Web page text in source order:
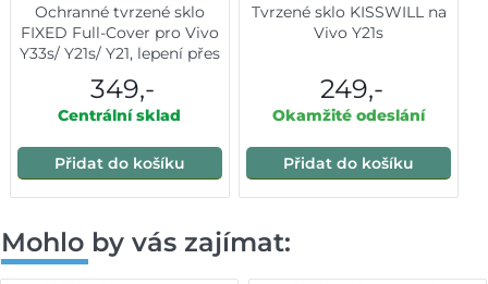
Ochranné tvrzené sklo
FIXED Full-Cover pro Vivo
Y33s/ Y21s/ Y21, lepení přes
349,-
Centrální sklad
Přidat do košíku
Tvrzené sklo KISSWILL na
Vivo Y21s
249,-
Okamžité odeslání
Přidat do košíku
Mohlo by vás zajímat: